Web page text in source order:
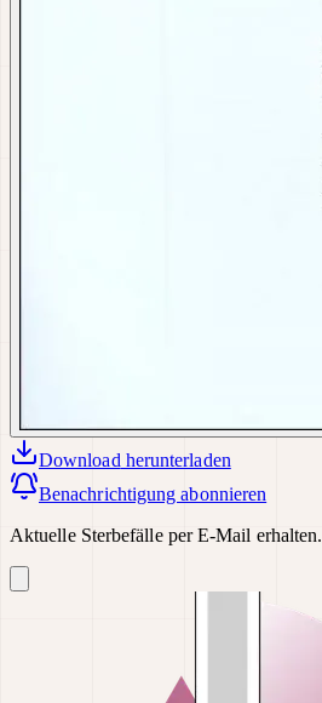
Download herunterladen
Benachrichtigung abonnieren
Aktuelle Sterbefälle per E-Mail erhalten.